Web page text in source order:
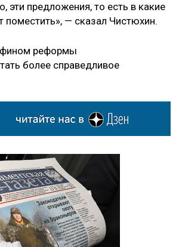
предложения, то есть в какие
— сказал Чистюхин.
реформы
более справедливое